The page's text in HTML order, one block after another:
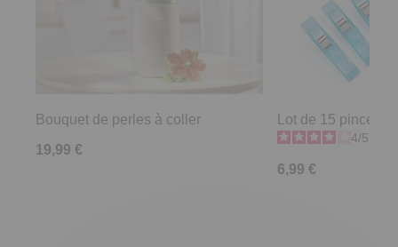
Bouquet de perles à coller
19,99 €
Lot de 15 pinces à
4/5
6,99 €